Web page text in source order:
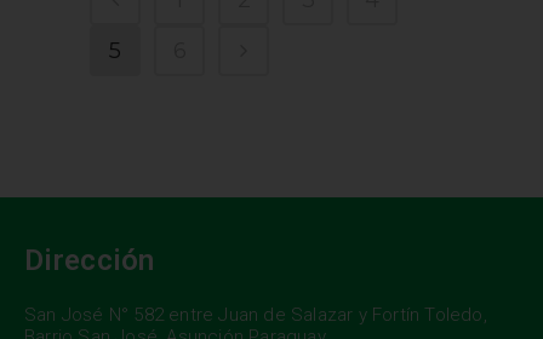
5
Dirección
San José N° 582 entre Juan de Salazar y Fortín Toledo,